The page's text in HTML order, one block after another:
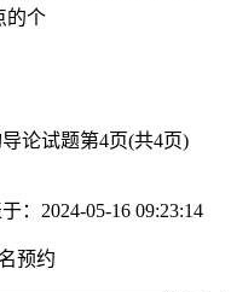
的个
论试题第4页(共4页)
：2024-05-16 09:23:14
预约